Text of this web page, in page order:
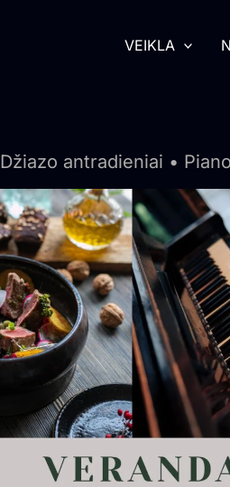
VEIKLA
antradieniai •